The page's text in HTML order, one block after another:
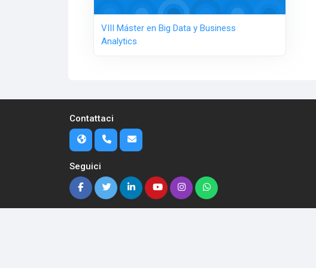
VIII Máster en Big Data y Business
Analytics
Contattaci
Seguici